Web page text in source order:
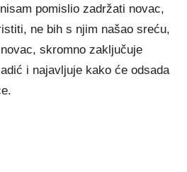
pomislio zadržati novac,
ne bih s njim našao sreću,
skromno zaključuje
i najavljuje kako će odsada